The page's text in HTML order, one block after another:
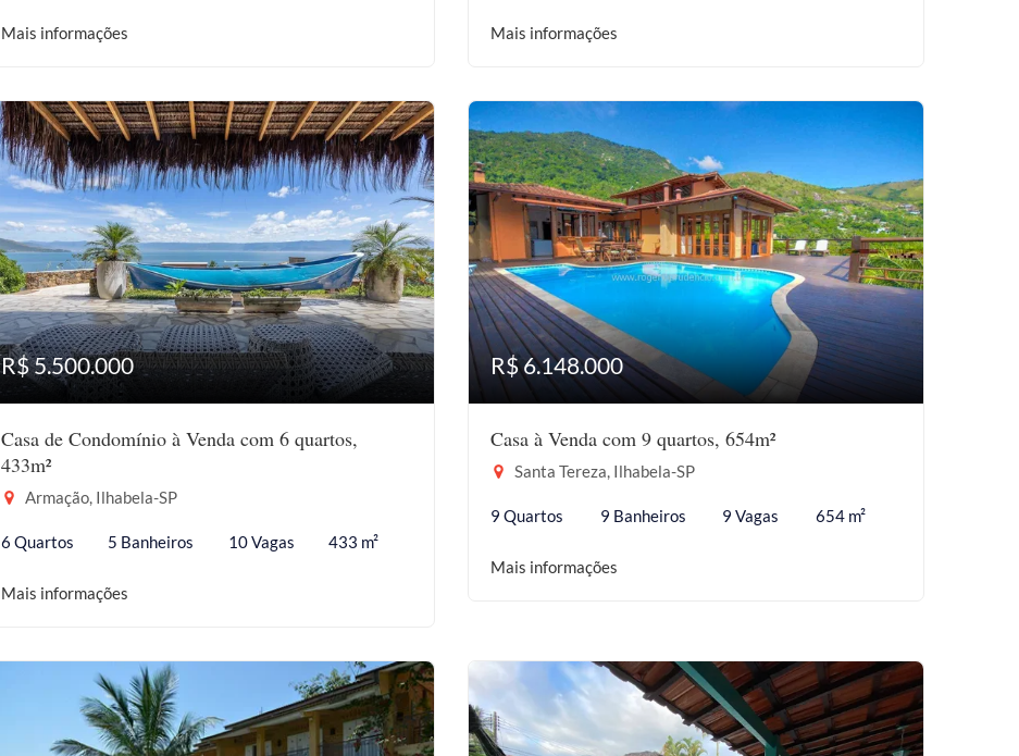
Mais informações Mais informações
R$ 5.500.000
Casa de Condomínio à Venda com 6 quartos,
433m²
Armação, Ilhabela-SP
6 Quartos 5 Banheiros 10 Vagas 433 m²
Mais informações
R$ 6.148.000
Casa à Venda com 9 quartos, 654m²
Santa Tereza, Ilhabela-SP
9 Quartos 9 Banheiros 9 Vagas 654 m²
Mais informações